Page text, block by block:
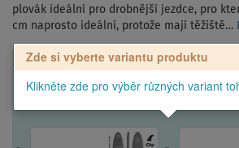
plovák ideální pro drobnější jezdce, pro
cm naprosto ideální, protože mají těžiště…
Zde si vyberte variantu produktu
Klikněte zde pro výběr různých variant